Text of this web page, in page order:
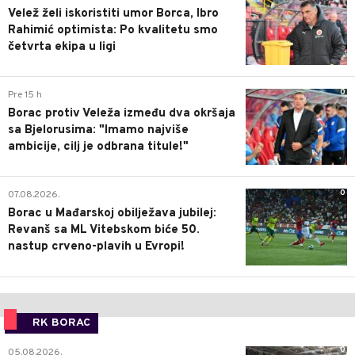
Velež želi iskoristiti umor Borca, Ibro
Rahimić optimista: Po kvalitetu smo
četvrta ekipa u ligi
0
Pre 15 h
Borac protiv Veleža između dva okršaja
sa Bjelorusima: "Imamo najviše
ambicije, cilj je odbrana titule!"
0
07.08.2026.
Borac u Mađarskoj obilježava jubilej:
Revanš sa ML Vitebskom biće 50.
nastup crveno-plavih u Evropi!
RK BORAC
0
05.08.2026.